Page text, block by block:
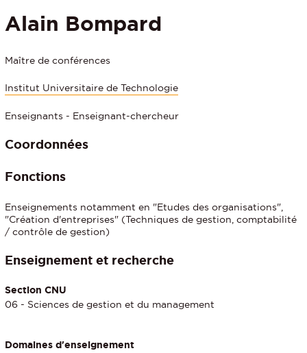
Alain Bompard
Maître de conférences
Institut Universitaire de Technologie
Enseignants - Enseignant-chercheur
Coordonnées
Fonctions
Enseignements notamment en "Etudes des organisations",
"Création d'entreprises" (Techniques de gestion, comptabilité
/ contrôle de gestion)
Enseignement et recherche
Section CNU
06 - Sciences de gestion et du management
Domaines d'enseignement